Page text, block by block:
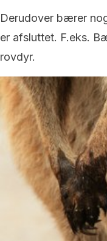
Derudover bærer
er afsluttet. F.eks.
rovdyr.